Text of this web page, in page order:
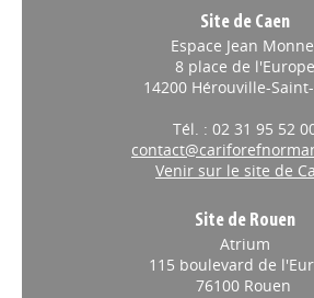
Site de Caen
Espace Jean
8 place de l'Europe
14200 Hérouville-
Tél. : 02 31 95 52
Venir sur le site de
Site de Rouen
Atrium
115 boulevard de
76100 Rouen